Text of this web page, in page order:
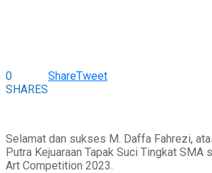
0
SHARES
ShareTweet
Selamat dan sukses M. Daffa Fahrezi,
Putra Kejuaraan Tapak Suci Tingkat SMA
Art Competition 2023.